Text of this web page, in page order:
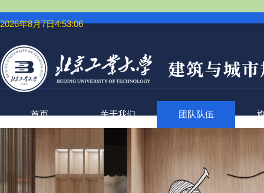
2026年8月7日4:53:07
首页 关于我们 团队队伍